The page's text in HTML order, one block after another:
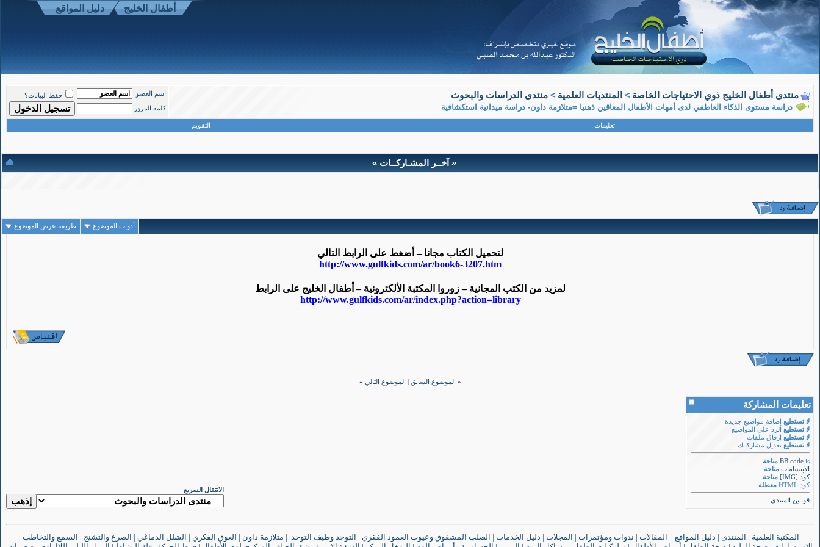
أطفال الخليج دليل المواقع
منتدى أطفال الخليج ذوي الاحتياجات الخاصة > المنتديات العلمية > منتدى الدراسات والبحوث
دراسة مستوى الذكاء العاطفي لدى أمهات الأطفال المعاقين ذهنيا =متلازمة داون- دراسة ميدانية استكشافية
اسم العضو
حفظ البيانات؟
كلمة المرور
تعليمات التقويم
« آخــر المشـاركــات »
أدوات الموضوع طريقة عرض الموضوع
معلم متقاعد
عضو ذهبي
تاريخ التسجيل: Mar 2008
المشاركات: 1,190
أ. سميرة بوزقاق.
لتحميل الكتاب مجانا – أضغط على الرابط التالي
http://www.gulfkids.com/ar/book6-3207.htm
لمزيد من الكتب المجانية – زوروا المكتبة الألكترونية – أطفال الخليج على الرابط
http://www.gulfkids.com/ar/index.php?action=library
« الموضوع السابق الموضوع التالي »
تعليمات المشاركة
لا تستطيع إضافة مواضيع جديدة
لا تستطيع الرد على المواضيع
لا تستطيع إرفاق ملفات
لا تستطيع تعديل مشاركاتك
BB code is
متاحة
الابتسامات متاحة
كود [IMG]
متاحة
كود HTML
معطلة
قوانين المنتدى
الانتقال السريع
المكتبة العلمية | المنتدى | دليل المواقع | المقالات | ندوات ومؤتمرات | المجلات | دليل الخدمات | الصلب المشقوق وعيوب العمود الفقري | التوحد وطيف التوحد | متلازمة داون | العوق الفكري | الشلل الدماغي | الصرع والتشنج | السمع والتخاطب |